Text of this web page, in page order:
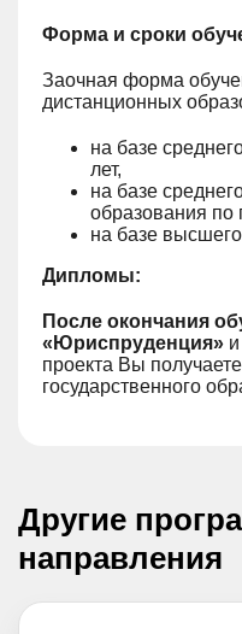
Форма и сроки
Заочная форма
дистанционных
на базе
лет,
на базе
образования по
на базе
Дипломы:
После окончания
«Юриспруденция»
проекта Вы
государственного
Другие
направления